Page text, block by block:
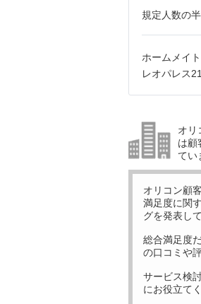
規定人数の
ホームメイト
レオパレス21
オリ
は顧
てい
オリコン顧
満足度に関
グを発表し
総合満足度
の口コミや
サービス検
にお役立て